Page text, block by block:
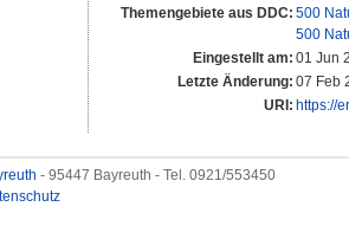
Themengebiete aus DDC: 500
500
Eingestellt am: 01 Jun
Letzte Änderung: 07 Feb
URI: https://
- 95447 Bayreuth - Tel. 0921/553450